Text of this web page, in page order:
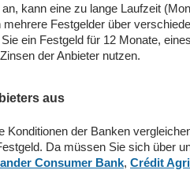
kann eine zu lange Laufzeit
Festgelder über
ein Festgeld für 12 Monate,
der Anbieter nutzen.
aus
der Banken
Da müssen Sie sich über
Consumer Bank, Crédit